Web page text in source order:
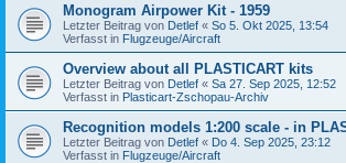
Monogram Airpower Kit - 1959
Letzter Beitrag von Detlef « So 5. Okt 2025, 13:54
Verfasst in Flugzeuge/Aircraft
Overview about all PLASTICART kits
Letzter Beitrag von Detlef « Sa 27. Sep 2025, 12:52
Verfasst in Plasticart-Zschopau-Archiv
Recognition models 1:200 scale - in
Letzter Beitrag von Detlef « Do 4. Sep 2025, 23:12
Verfasst in Flugzeuge/Aircraft